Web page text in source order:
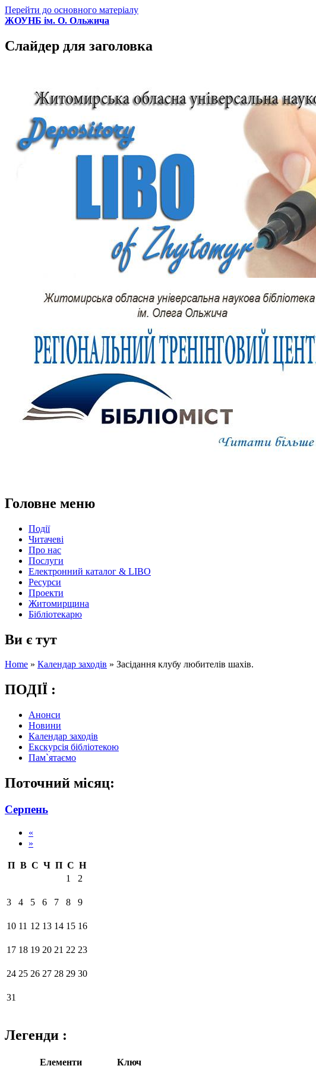
Перейти до основного матеріалу
ЖОУНБ ім. О. Ольжича
Слайдер для заголовка
Головне меню
Події
Читачеві
Про нас
Послуги
Електронний каталог & LIBO
Ресурси
Проекти
Житомирщина
Бібліотекарю
Ви є тут
Home » Календар заходів » Засідання клубу любителів шахів.
ПОДІЇ :
Анонси
Новини
Календар заходів
Екскурсія бібліотекою
Пам`ятаємо
Поточний місяц:
Серпень
«
»
П В С Ч П С Н
1
2
3 4 5 6 7 8 9
10 11 12 13 14 15 16
17 18 19 20 21 22 23
24 25 26 27 28 29 30
31
Легенди :
Елементи Ключ